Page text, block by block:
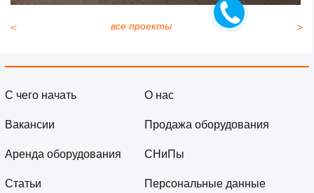
все проекты
＜ ＞
С чего начать
О нас
Вакансии
Продажа оборудования
Аренда оборудования
СНиПы
Статьи
Персональные данные